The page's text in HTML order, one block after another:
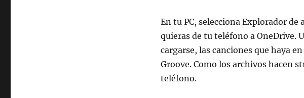
En tu PC, selecciona Explorador de
quieras de tu teléfono a OneDrive.
cargarse, las canciones que haya
Groove. Como los archivos hacen
teléfono.